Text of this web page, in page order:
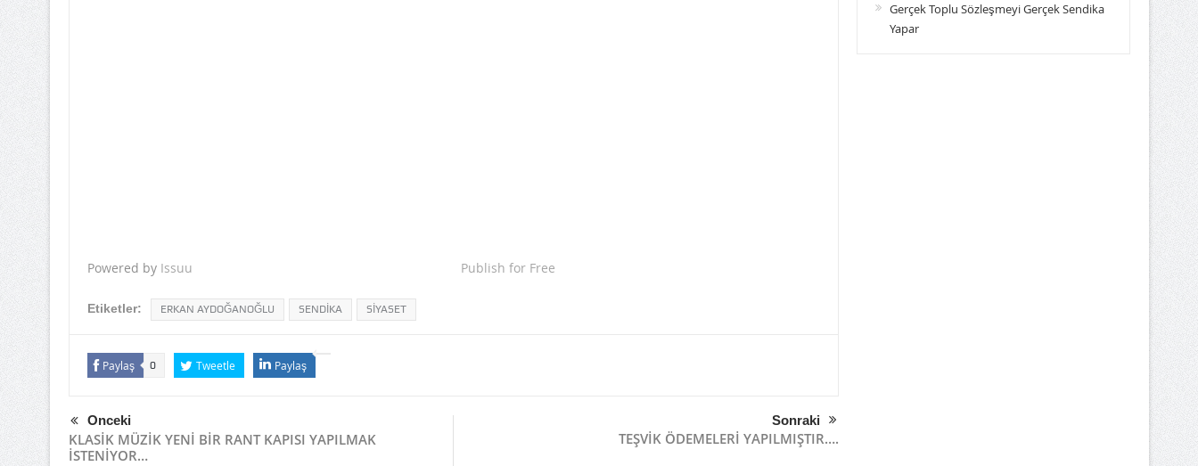
Powered by Issuu Publish for Free
Etiketler: ERKAN AYDOĞANOĞLU SENDİKA SİYASET
Paylaş 0 Tweetle Paylaş
Önceki
KLASİK MÜZİK YENİ BİR RANT KAPISI YAPILMAK
İSTENİYOR…
Sonraki
TEŞVİK ÖDEMELERİ YAPILMIŞTIR….
Gerçek Toplu Sözleşmeyi Gerçek Sendika
Yapar